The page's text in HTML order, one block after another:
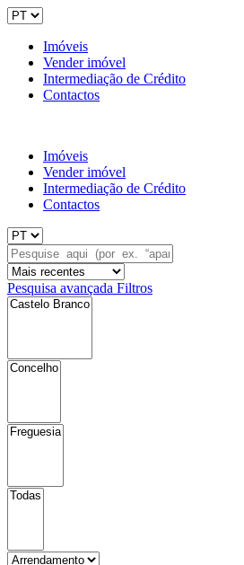
Imóveis
Vender imóvel
Intermediação de Crédito
Contactos
Imóveis
Vender imóvel
Intermediação de Crédito
Contactos
Pesquisa avançada Filtros